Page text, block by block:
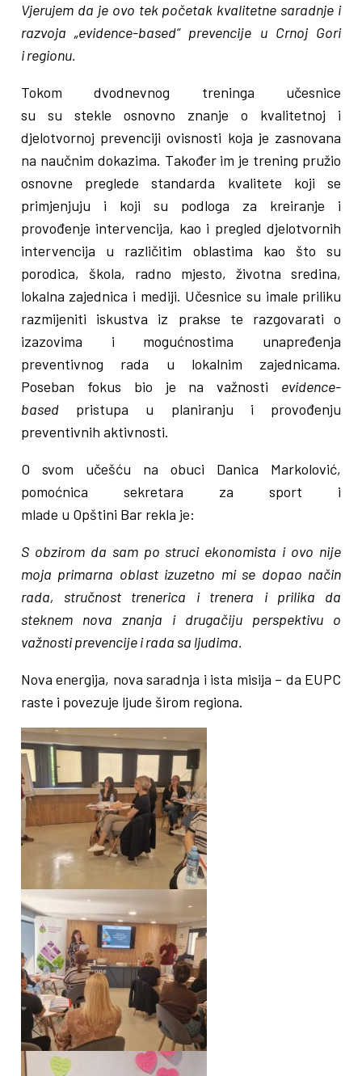
Vjerujem da je ovo tek početak kvalitetne saradnje i
razvoja „evidence-based“ prevencije u Crnoj Gori
i regionu.
Tokom dvodnevnog treninga učesnice
su su stekle osnovno znanje o kvalitetnoj i
djelotvornoj prevenciji ovisnosti koja je zasnovana
na naučnim dokazima. Također im je trening pružio
osnovne preglede standarda kvalitete koji se
primjenjuju i koji su podloga za kreiranje i
provođenje intervencija, kao i pregled djelotvornih
intervencija u različitim oblastima kao što su
porodica, škola, radno mjesto, životna sredina,
lokalna zajednica i mediji. Učesnice su imale priliku
razmijeniti iskustva iz prakse te razgovarati o
izazovima i mogućnostima unapređenja
preventivnog rada u lokalnim zajednicama.
Poseban fokus bio je na važnosti evidence-
basedpristupa u planiranju i provođenju
preventivnih aktivnosti.
O svom učešću na obuci Danica Markolović,
pomoćnica sekretara za sport i
mlade u Opštini Bar rekla je:
S obzirom da sam po struci ekonomista i ovo nije
moja primarna oblast izuzetno mi se dopao način
rada, stručnost trenerica i trenera i prilika da
steknem nova znanja i drugačiju perspektivu o
važnosti prevencije i rada sa ljudima.
Nova energija, nova saradnja i ista misija – da EUPC
raste i povezuje ljude širom regiona.